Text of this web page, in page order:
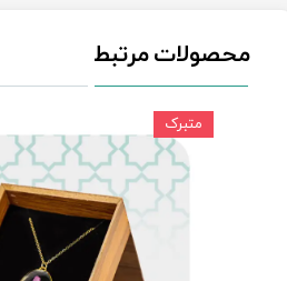
محصولات مرتبط
متبرک